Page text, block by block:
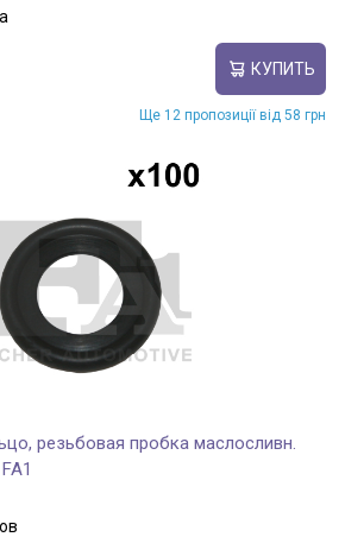
КУПИТЬ
Ще 12 пропозиції від 58 грн
резьбовая пробка маслосливн.